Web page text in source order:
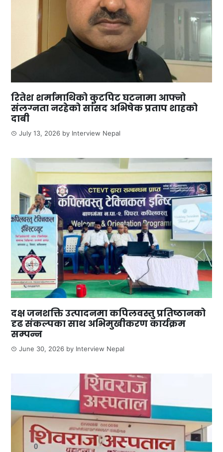
रितेश शर्मामाथिको कुटपिट घटनामा आफ्नो
संलग्नता नरहेको सांसद अभिषेक प्रताप शाहको
दाबी
July 13, 2026 by Interview Nepal
दक्ष जनशक्ति उत्पादनमा कपिलवस्तु प्रतिष्ठानको
दृढ संकल्पका साथ अभिमुखीकरण कार्यक्रम
सम्पन्न
June 30, 2026 by Interview Nepal
0